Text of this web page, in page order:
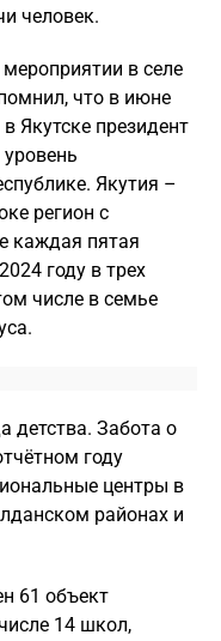
человек.
в селе
что в июне
Якутске президент
Якутия –
регион с
каждая пятая
году в трех
числе в семье
детства. Забота о
году
центры в
районах и
61 объект
14 школ,